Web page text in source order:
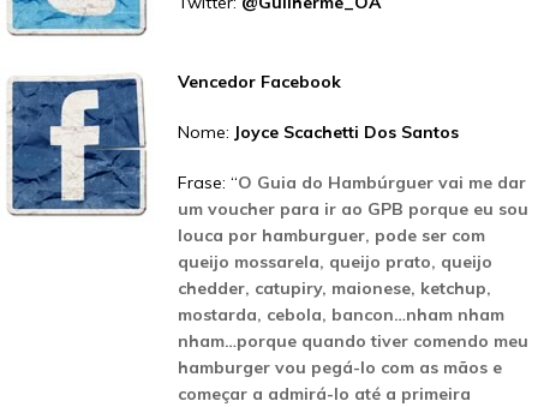
Vencedor Facebook
Nome: Joyce Scachetti Dos Santos
Frase: “O Guia do Hambúrguer vai me dar
um voucher para ir ao GPB porque eu sou
louca por hamburguer, pode ser com
queijo mossarela, queijo prato, queijo
chedder, catupiry, maionese, ketchup,
mostarda, cebola, bancon…nham nham
nham…porque quando tiver comendo meu
hamburger vou pegá-lo com as mãos e
começar a admirá-lo até a primeira